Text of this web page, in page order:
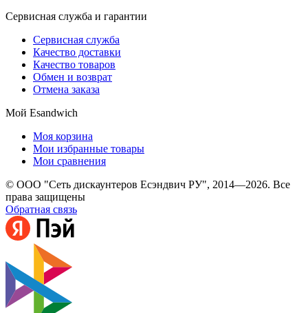
Сервисная служба и гарантии
Сервисная служба
Качество доставки
Качество товаров
Обмен и возврат
Отмена заказа
Мой Esandwich
Моя корзина
Мои избранные товары
Мои сравнения
© ООО "Сеть дискаунтеров Есэндвич РУ", 2014—2026. Все
права защищены
Обратная связь